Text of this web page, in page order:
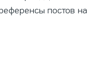
постов на